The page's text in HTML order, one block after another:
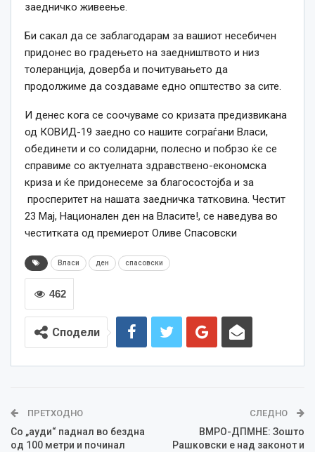
заедничко живеење.
Би сакал да се заблагодарам за вашиот несебичен
придонес во градењето на заедништвото и низ
толеранција, доверба и почитувањето да
продолжиме да создаваме едно општество за сите.
И денес кога се соочуваме со кризата предизвикана
од КОВИД-19 заедно со нашите сограѓани Власи,
обединети и со солидарни, полесно и побрзо ќе се
справиме со актуелната здравствено-економска
криза и ќе придонесеме за благосостојба и за
просперитет на нашата заедничка татковина. Честит
23 Мај, Национален ден на Власите!, се наведува во
честитката од премиерот Оливе Спасовски
Власи ден спасовски
462
Сподели
ПРЕТХОДНО
Со „ауди“ паднал во бездна
од 100 метри и починал
СЛЕДНО
ВМРО-ДПМНЕ: Зошто
Рашковски е над законот и